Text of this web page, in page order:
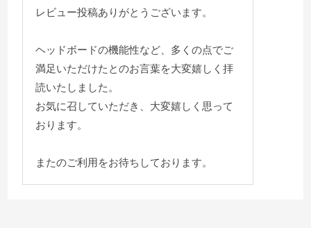
レビュー投稿ありがとうございます。
ヘッドボードの機能性など、多くの点でご
満足いただけたとのお言葉を大変嬉しく拝
読いたしました。
お気に召していただき、大変嬉しく思って
おります。
またのご利用をお待ちしております。